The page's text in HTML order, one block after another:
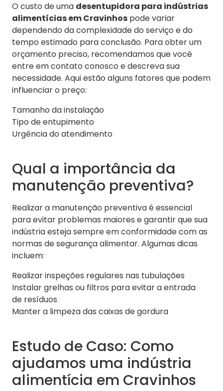
O custo de uma desentupidora para indústrias
alimentícias em Cravinhos pode variar
dependendo da complexidade do serviço e do
tempo estimado para conclusão. Para obter um
orçamento preciso, recomendamos que você
entre em contato conosco e descreva sua
necessidade. Aqui estão alguns fatores que podem
influenciar o preço:
Tamanho da instalação
Tipo de entupimento
Urgência do atendimento
Qual a importância da
manutenção preventiva?
Realizar a manutenção preventiva é essencial
para evitar problemas maiores e garantir que sua
indústria esteja sempre em conformidade com as
normas de segurança alimentar. Algumas dicas
incluem:
Realizar inspeções regulares nas tubulações
Instalar grelhas ou filtros para evitar a entrada
de resíduos
Manter a limpeza das caixas de gordura
Estudo de Caso: Como
ajudamos uma indústria
alimentícia em Cravinhos